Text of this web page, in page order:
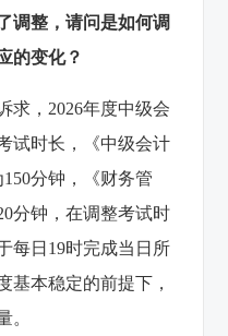
调整，请问是如何调
的变化？
求，2026年度中级会
试时长，《中级会计
分钟，《财务管
分钟，在调整考试时
每日19时完成当日所
基本稳定的前提下，
。